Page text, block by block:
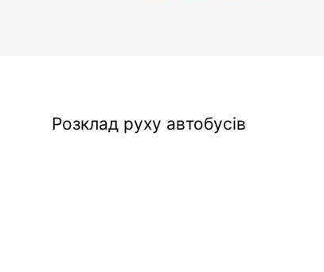
Розклад руху автобусів